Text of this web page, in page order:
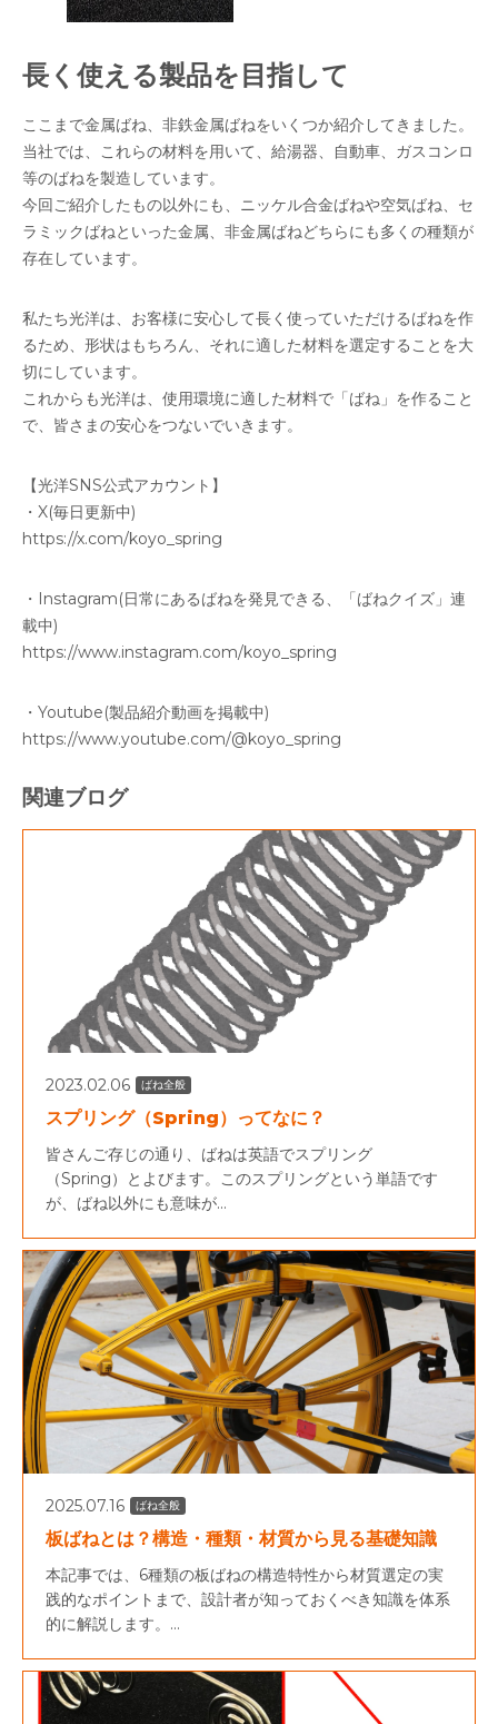
長く使える製品を目指して
ここまで金属ばね、非鉄金属ばねをいくつか紹介してきました。
当社では、これらの材料を用いて、給湯器、自動車、ガスコンロ
等のばねを製造しています。
今回ご紹介したもの以外にも、ニッケル合金ばねや空気ばね、セ
ラミックばねといった金属、非金属ばねどちらにも多くの種類が
存在しています。
私たち光洋は、お客様に安心して長く使っていただけるばねを作
るため、形状はもちろん、それに適した材料を選定することを大
切にしています。
これからも光洋は、使用環境に適した材料で「ばね」を作ること
で、皆さまの安心をつないでいきます。
【光洋SNS公式アカウント】
・X(毎日更新中)
https://x.com/koyo_spring
・Instagram(日常にあるばねを発見できる、「ばねクイズ」連
載中)
https://www.instagram.com/koyo_spring
・Youtube(製品紹介動画を掲載中)
https://www.youtube.com/@koyo_spring
関連ブログ
2023.02.06 ばね全般
スプリング（Spring）ってなに？
皆さんご存じの通り、ばねは英語でスプリング
（Spring）とよびます。このスプリングという単語です
が、ばね以外にも意味が...
2025.07.16 ばね全般
板ばねとは？構造・種類・材質から見る基礎知識
本記事では、6種類の板ばねの構造特性から材質選定の実
践的なポイントまで、設計者が知っておくべき知識を体系
的に解説します。...